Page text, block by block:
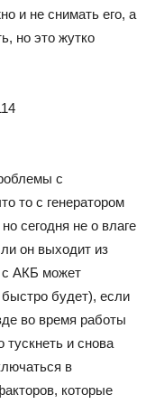
и не снимать его, а
но это жутко
с
то с генератором
сегодня не о влаге
он выходит из
с АКБ может
будет), если
во время работы
тускнеть и снова
в
которые